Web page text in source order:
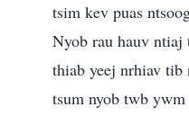
tsim kev puas
Nyob rau hauv ntiaj
thiab yeej nrhiav tib
tsum nyob twb